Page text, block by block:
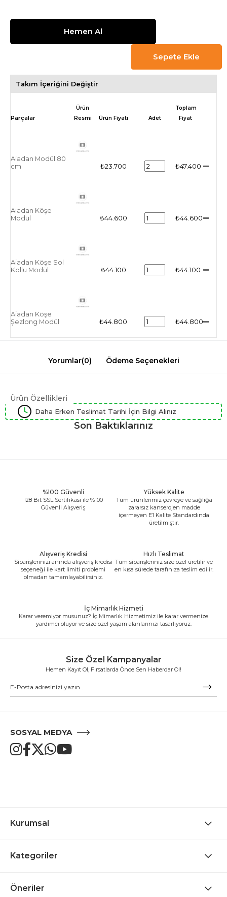
Takım İçeriğini Değiştir
Ürün
Resmi
Ürün Fiyatı Adet
Toplam
Fiyat
Aiadan Modül 80
cm
₺23.700 ₺47.400
Aiadan Köşe
Modül
₺44.600 ₺44.600
Aiadan Köşe Sol
Kollu Modül
₺44.100 ₺44.100
Aiadan Köşe
Şezlong Modül
₺44.800 ₺44.800
Yorumlar(0) Ödeme Seçenekleri
Ürün Özellikleri
Daha Erken Teslimat Tarihi İçin Bilgi Alınız
Son Baktıklarınız
%100 Güvenli
128 Bit SSL Sertifikası ile %100
Güvenli Alışveriş
Yüksek Kalite
Tüm ürünlerimiz çevreye ve sağlığa
zararsız kanserojen madde
içermeyen E1 Kalite Standardında
üretilmiştir.
Alışveriş Kredisi
Siparişlerinizi anında alışveriş kredisi
seçeneği ile kart limiti problemi
olmadan tamamlayabilirsiniz.
Hızlı Teslimat
Tüm siparişleriniz size özel üretilir ve
en kısa sürede tarafınıza teslim edilir.
İç Mimarlık Hizmeti
Karar veremiyor musunuz? İç Mimarlık Hizmetimiz ile karar vermenize
yardımcı oluyor ve size özel yaşam alanlarınızı tasarlıyoruz.
Size Özel Kampanyalar
Hemen Kayıt Ol, Fırsatlarda Önce Sen Haberdar Ol!
SOSYAL MEDYA
Kurumsal
Kategoriler
Öneriler